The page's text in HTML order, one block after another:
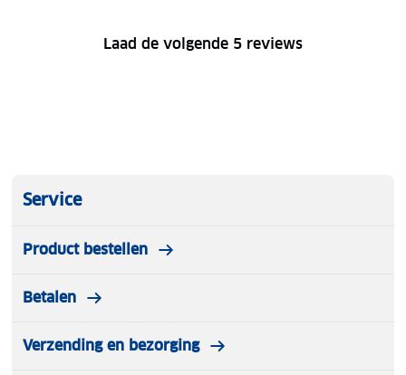
Laad de volgende 5 reviews
Service
Product bestellen
Betalen
Verzending en bezorging